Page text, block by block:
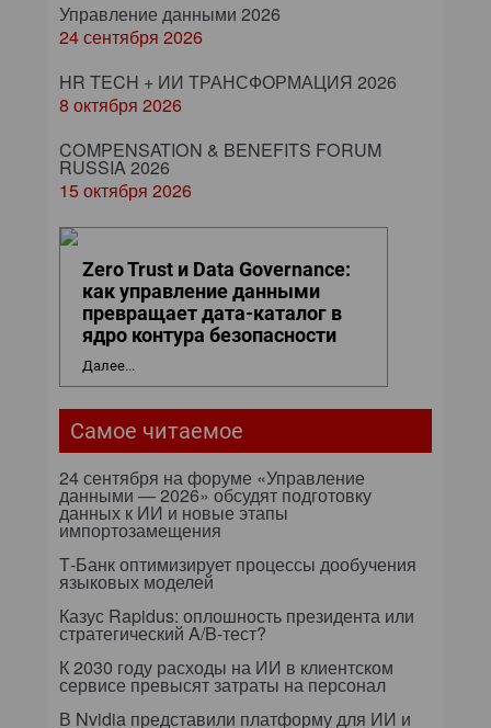
Управление данными 2026
24 сентября 2026
HR TECH + ИИ ТРАНСФОРМАЦИЯ 2026
8 октября 2026
COMPENSATION & BENEFITS FORUM
RUSSIA 2026
15 октября 2026
Zero Trust и Data Governance:
как управление данными
превращает дата-каталог в
ядро контура безопасности
Далее...
Самое читаемое
24 сентября на форуме «Управление
данными — 2026» обсудят подготовку
данных к ИИ и новые этапы
импортозамещения
Т-Банк оптимизирует процессы дообучения
языковых моделей
Казус Rapidus: оплошность президента или
стратегический A/B-тест?
К 2030 году расходы на ИИ в клиентском
сервисе превысят затраты на персонал
В Nvidia представили платформу для ИИ и